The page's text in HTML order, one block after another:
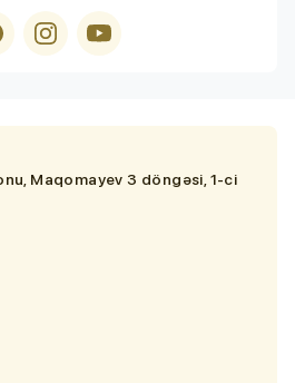
Maqomayev 3 döngəsi, 1-ci